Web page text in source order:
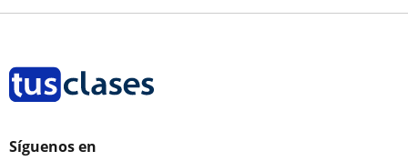
Síguenos en